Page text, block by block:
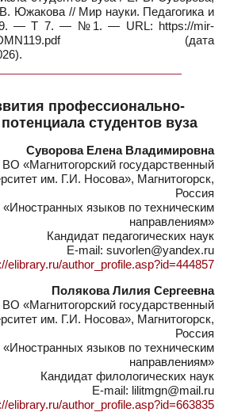
Южакова // Мир науки. Педагогика и
— Т 7. — №1. — URL: https://mir-
91PDMN119.pdf (дата
профессионально-
студентов вуза
Суворова Елена Владимировна
«Магнитогорский государственный
им. Г.И. Носова», Магнитогорск,
Россия
языков по техническим
направлениям»
Кандидат педагогических наук
E-mail: suvorlen@yandex.ru
elibrary.ru/author_profile.asp?id=444857
Полякова Лилия Сергеевна
«Магнитогорский государственный
им. Г.И. Носова», Магнитогорск,
Россия
языков по техническим
направлениям»
Кандидат филологических наук
E-mail: lilitmgn@mail.ru
elibrary.ru/author_profile.asp?id=663835